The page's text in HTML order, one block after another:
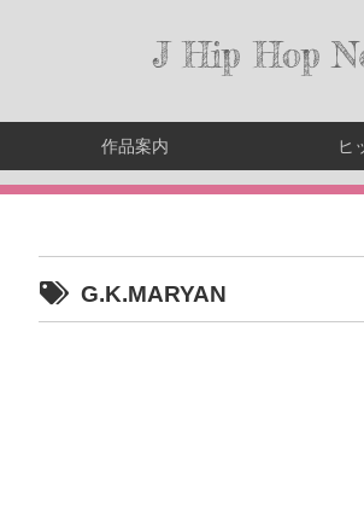
J Hip Hop
作品案内 ヒ
G.K.MARYAN